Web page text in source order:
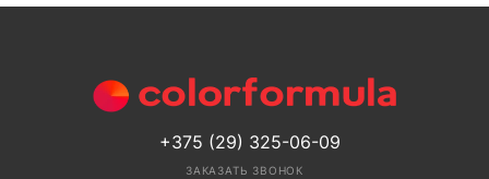
+375 (29) 325-06-09
ЗАКАЗАТЬ ЗВОНОК